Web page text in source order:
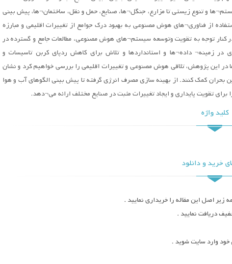
و تنوع زیستی تا مزارع، جنگل¬ها، صنایع، حمل و نقل، ساختمان¬ها، پیش بینی
از فناوری¬های هوش مصنوعی به بهبود درک جوامع از تغییرات اقلیمی و مبارزه
توجه به تقویت وتوسعه سیستم¬های هوش مصنوعی، مطالعات جامع و گسترده در
زمینه¬ داده¬ها و استانداردها و تلاش برای کاهش ردپای کربن تاسیسات و
این پژوهش، تلاقی هوش مصنوعی و تغییرات اقلیمی را بررسی خواهیم کرد و نشان
بحران کمک کنند. از بهینه سازی مصرف انرژی گرفته تا پیش بینی الگوهای آب و هوا
تقویت پایداری و ایجاد تغییرات مثبت در صنایع مختلف ارائه می¬دهد.
کلید واژه
خرید و دانلود
زیر اصل این مقاله را خریداری نمایید .
دریافت نمایید .
خود وارد سایت شوید .